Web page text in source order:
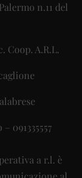
n.11 del
Coop. A.R.L.
091335557
a r.l. è